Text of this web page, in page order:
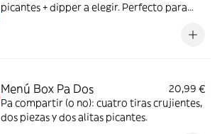
picantes + dipper a elegir. Perfecto para
Menú Box Pa Dos
20,99 €
Pa compartir (o no): cuatro tiras crujientes,
dos piezas y dos alitas picantes.